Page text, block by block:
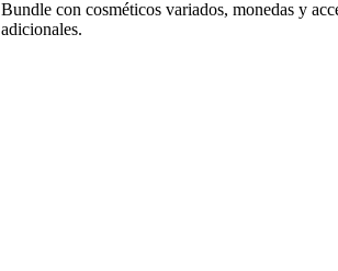
Bundle con cosméticos variados, monedas y
adicionales.